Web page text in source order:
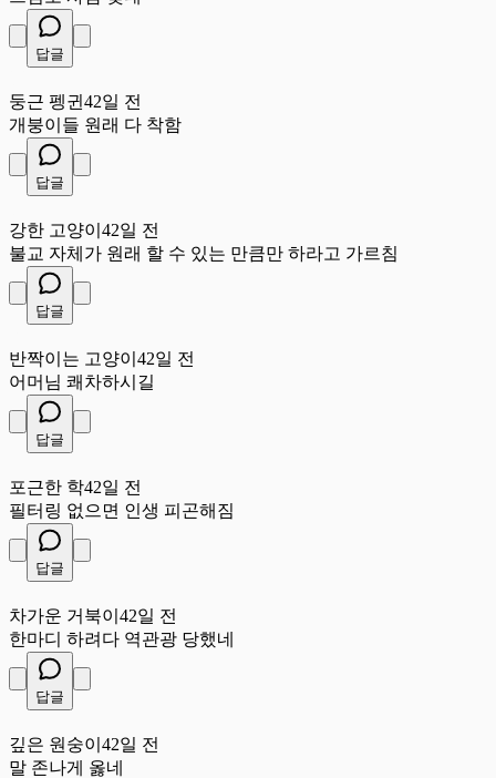
답글
둥근 펭귄 42일 전
개붕이들 원래 다 착함
답글
강한 고양이 42일 전
불교 자체가 원래 할 수 있는 만큼만 하라고 가르침
답글
반짝이는 고양이 42일 전
어머님 쾌차하시길
답글
포근한 학42일 전
필터링 없으면 인생 피곤해짐
답글
차가운 거북이 42일 전
한마디 하려다 역관광 당했네
답글
깊은 원숭이 42일 전
말 존나게 옳네